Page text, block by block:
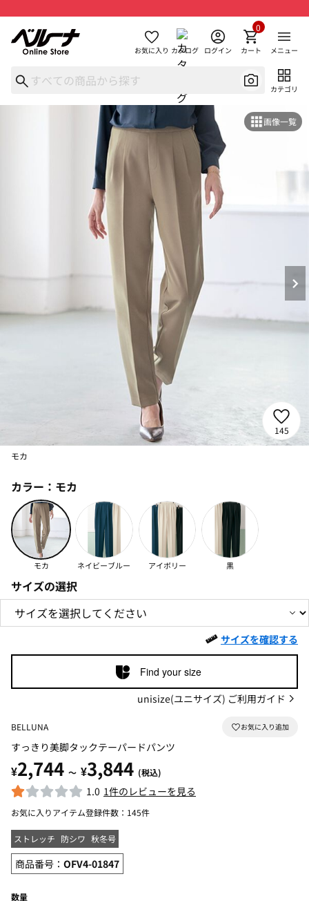
お気に入り カタログ ログイン カート
0
メニュー
カテゴリ
画像一覧
145
モカ
カラー： モカ
モカ ネイビーブルー アイボリー 黒
サイズの選択
サイズを確認する
Find your size
unisize(ユニサイズ) ご利用ガイド
BELLUNA
すっきり美脚タックテーパードパンツ
¥2,744 ～ ¥3,844 (税込)
1.0 1件のレビューを見る
お気に入りアイテム登録件数： 145件
ストレッチ 防シワ 秋冬号
商品番号： OFV4-01847
数量